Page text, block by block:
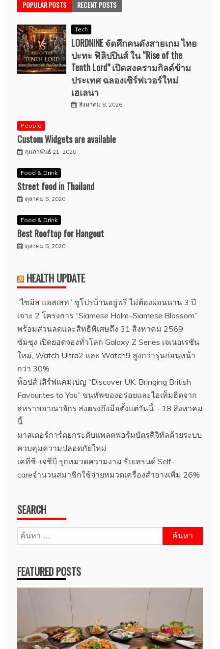
POPULAR POSTS RECENT POSTS
Tech
LORDNINE จัดศึกคนดังสายเกม ไทย
ปะทะ ฟิลิปปินส์ ใน “Rise of the
Tenth Lord” เปิดสงครามกิลด์ข้าม
ประเทศ ฉลองเซิร์ฟเวอร์ใหม่
เฮเลนา
สิงหาคม 8, 2026
People
Custom Widgets are available
กุมภาพันธ์ 21, 2020
Food & Drink
Street food in Thailand
ตุลาคม 5, 2020
Food & Drink
Best Rooftop for Hangout
ตุลาคม 5, 2020
HEALTH UPDATE
“ไซมิส แอสเสท” ชูโปรบ้านอยู่ฟรี ไม่ต้องผ่อนนาน 3 ปี
เจาะ 2 โครงการ “Siamese Holm–Siamese Blossom”
พร้อมส่วนลดและสิทธิพิเศษถึง 31 สิงหาคม 2569
ซัมซุง เปิดยอดจองทั่วโลก Galaxy Z Series เจเนอเรชัน
ใหม่, Watch Ultra2 และ Watch9 สูงกว่ารุ่นก่อนหน้า
กว่า 30%
ท็อปส์ เสิร์ฟแคมเปญ “Discover UK: Bringing British
Favourites to You” ขนทัพของอร่อยและไอเท็มฮิตจาก
สหราชอาณาจักร ส่งตรงถึงมือตั้งแต่วันนี้ – 18 สิงหาคม
นี้
มาสเตอร์การ์ดยกระดับแพลตฟอร์มบัตรดิจิทัลด้วยระบบ
ควบคุมความปลอดภัยใหม่
เคทีซี–เจซีบี รุกหมวดความงาม รับเทรนด์ Self-
careจำนวนสมาชิกใช้จ่ายหมวดเครื่องสำอางเพิ่ม 26%
SEARCH
ค้นหา
สำหรับ:
FEATURED POSTS